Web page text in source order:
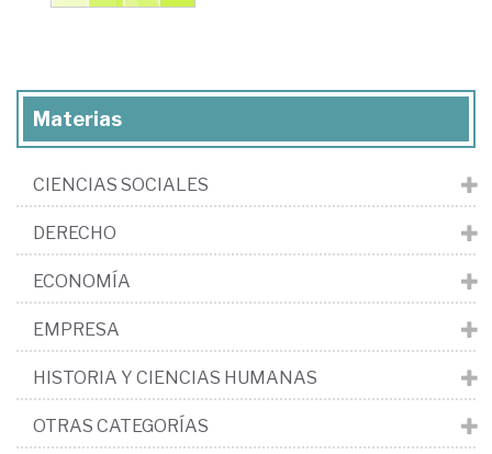
Materias
CIENCIAS SOCIALES
DERECHO
ECONOMÍA
EMPRESA
HISTORIA Y CIENCIAS HUMANAS
OTRAS CATEGORÍAS